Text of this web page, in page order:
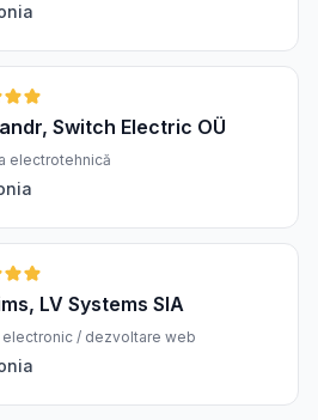
Switch Electric OÜ
electrotehnică
LV Systems SIA
electronic / dezvoltare web